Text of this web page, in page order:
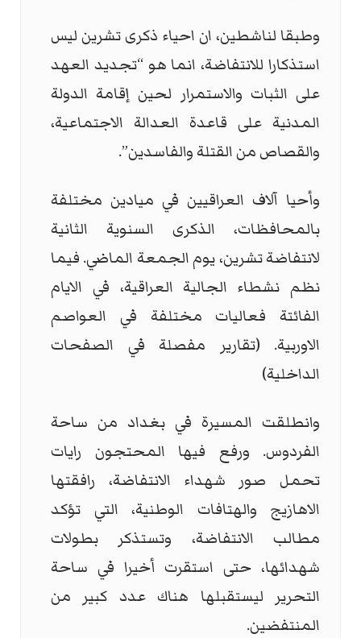
وطبقا لناشطين، ان احياء ذكرى تشرين ليس
استذكارا للانتفاضة، انما هو “تجديد العهد
على الثبات والاستمرار لحين إقامة الدولة
المدنية على قاعدة العدالة الاجتماعية،
والقصاص من القتلة والفاسدين”.
وأحيا آلاف العراقيين في ميادين مختلفة
بالمحافظات، الذكرى السنوية الثانية
لانتفاضة تشرين، يوم الجمعة الماضي. فيما
نظم نشطاء الجالية العراقية، في الايام
الفائتة فعاليات مختلفة في العواصم
الاوربية. (تقارير مفصلة في الصفحات
الداخلية)
وانطلقت المسيرة في بغداد من ساحة
الفردوس. ورفع فيها المحتجون رايات
تحمل صور شهداء الانتفاضة، رافقتها
الاهازيج والهتافات الوطنية، التي تؤكد
مطالب الانتفاضة، وتستذكر بطولات
شهدائها، حتى استقرت أخيرا في ساحة
التحرير ليستقبلها هناك عدد كبير من
المنتفضين.